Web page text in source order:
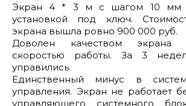
Экран 4 * 3 м с шагом 10 мм
установкой под ключ.
экрана вышла ровно 900 000 руб.
Доволен качеством экрана
скоростью работы. За 3
управились.
Единственный минус в
управления. Экран не работает
управляющего системного